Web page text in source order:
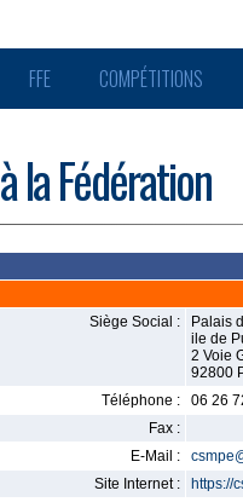
FFE COMPÉTITIONS
la Fédération
Siège Social :
Palais
ile de
2 Voie
92800
Téléphone :
06 26
Fax :
E-Mail :
Site Internet :
https://